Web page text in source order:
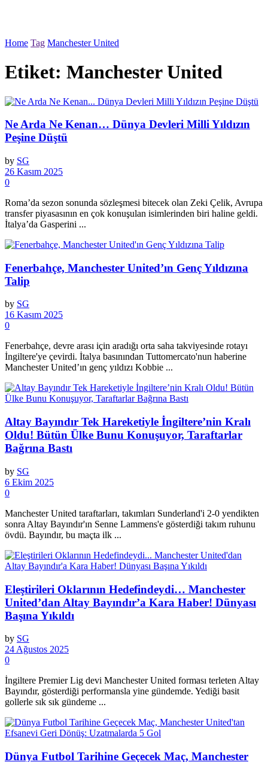
Home Tag Manchester United
Etiket: Manchester United
Ne Arda Ne Kenan… Dünya Devleri Milli Yıldızın
Peşine Düştü
by SG
26 Kasım 2025
0
Roma’da sezon sonunda sözleşmesi bitecek olan Zeki Çelik, Avrupa
transfer piyasasının en çok konuşulan isimlerinden biri haline geldi.
İtalya’da Gasperini ...
Fenerbahçe, Manchester United’ın Genç Yıldızına
Talip
by SG
16 Kasım 2025
0
Fenerbahçe, devre arası için aradığı orta saha takviyesinde rotayı
İngiltere'ye çevirdi. İtalya basınından Tuttomercato'nun haberine
Manchester United’ın genç yıldızı Kobbie ...
Altay Bayındır Tek Hareketiyle İngiltere’nin Kralı
Oldu! Bütün Ülke Bunu Konuşuyor, Taraftarlar
Bağrına Bastı
by SG
6 Ekim 2025
0
Manchester United taraftarları, takımları Sunderland'i 2-0 yendikten
sonra Altay Bayındır'ın Senne Lammens'e gösterdiği takım ruhunu
övdü. Bayındır, bu maçta ilk ...
Eleştirileri Oklarının Hedefindeydi… Manchester
United’dan Altay Bayındır’a Kara Haber! Dünyası
Başına Yıkıldı
by SG
24 Ağustos 2025
0
İngiltere Premier Lig devi Manchester United forması terleten Altay
Bayındır, gösterdiği performansla yine gündemde. Yediği basit
gollerle sık sık gündeme ...
Dünya Futbol Tarihine Geçecek Maç, Manchester